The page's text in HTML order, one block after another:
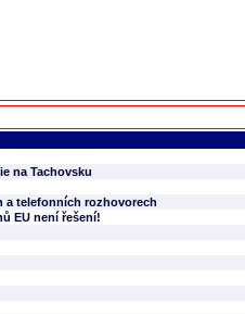
na Tachovsku
a telefonních rozhovorech
EU není řešení!